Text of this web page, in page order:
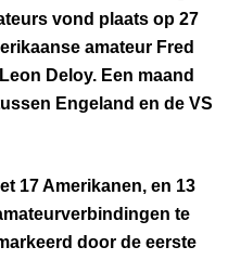
vond plaats op 27
amateur Fred
Deloy. Een maand
Engeland en de VS
17 Amerikanen, en 13
te
door de eerste